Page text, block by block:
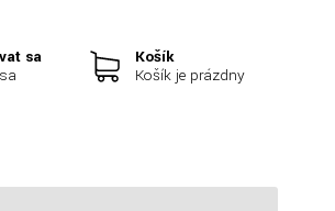
sa
Košík
Košík je prázdny